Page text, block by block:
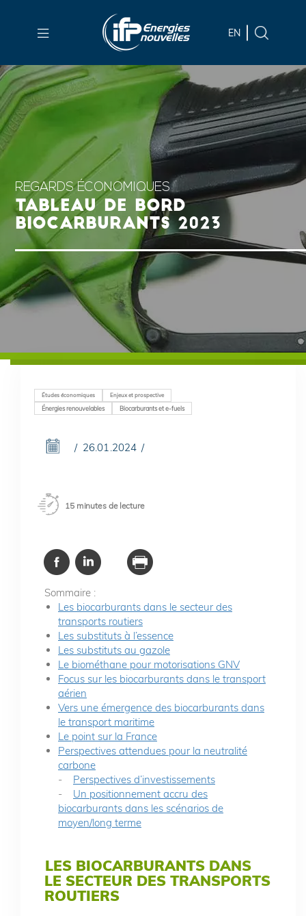
contenu
Skip
to
main
menu
to
search
EN
REGARDS ÉCONOMIQUES
TABLEAU DE BORD
BIOCARBURANTS 2023
Études économiques Enjeux et prospective
Énergies renouvelables Biocarburants et e-fuels
26.01.2024
15 minutes de lecture
Sommaire :
Les biocarburants dans le secteur des
transports routiers
Les substituts à l’essence
Les substituts au gazole
Le biométhane pour motorisations GNV
Focus sur les biocarburants dans le transport
aérien
Vers une émergence des biocarburants dans
le transport maritime
Le point sur la France
Perspectives attendues pour la neutralité
carbone
- Perspectives d’investissements
- Un positionnement accru des
biocarburants dans les scénarios de
moyen/long terme
LES BIOCARBURANTS DANS
LE SECTEUR DES TRANSPORTS
ROUTIERS